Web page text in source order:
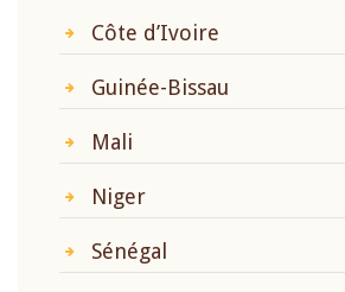
Côte d’Ivoire
Guinée-Bissau
Mali
Niger
Sénégal